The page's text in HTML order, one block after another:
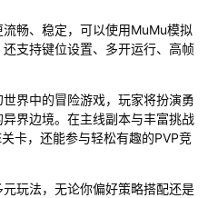
畅、稳定，可以使用MuMu模拟
支持键位设置、多开运行、高帧
界中的冒险游戏，玩家将扮演勇
界边境。在主线副本与丰富挑战
卡，还能参与轻松有趣的PVP竞
玩法，无论你偏好策略搭配还是